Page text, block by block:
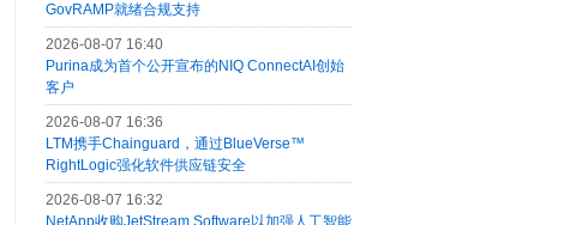
GovRAMP就绪合规支持
2026-08-07 16:40
Purina成为首个公开宣布的NIQ ConnectAI创始
客户
2026-08-07 16:36
LTM携手Chainguard，通过BlueVerse™
RightLogic强化软件供应链安全
2026-08-07 16:32
NetApp收购JetStream Software以加强人工智能